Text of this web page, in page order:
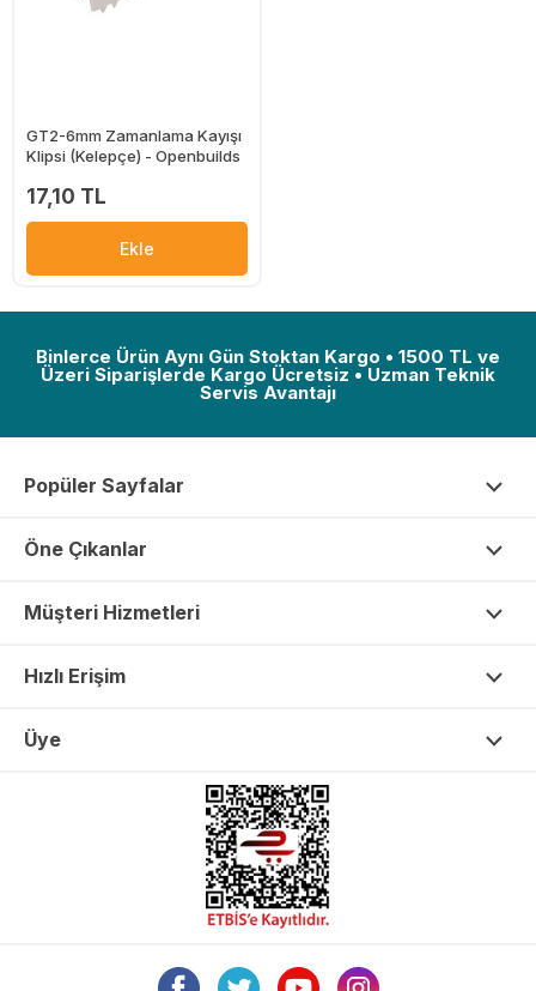
GT2-6mm Zamanlama Kayışı
Klipsi (Kelepçe) - Openbuilds
17,10 TL
Ekle
Binlerce Ürün Aynı Gün Stoktan Kargo • 1500 TL ve
Üzeri Siparişlerde Kargo Ücretsiz • Uzman Teknik
Servis Avantajı
Popüler Sayfalar
Öne Çıkanlar
Müşteri Hizmetleri
Hızlı Erişim
Üye